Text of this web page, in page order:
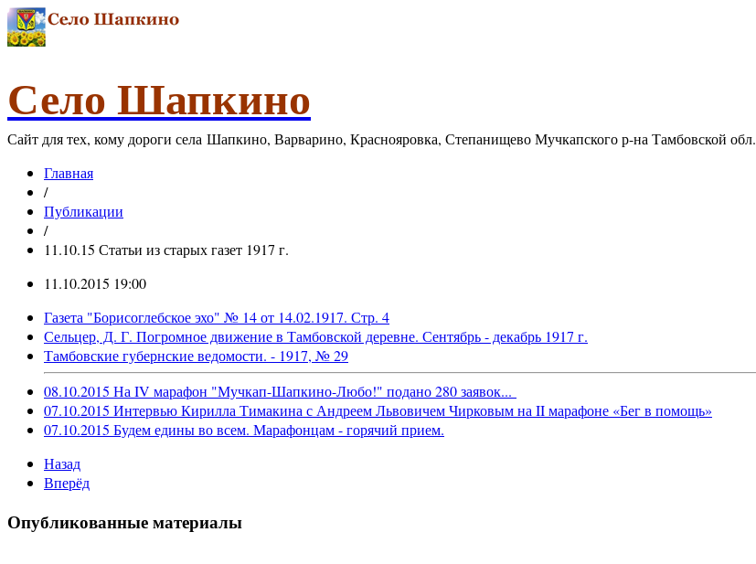
Село Шапкино
Сайт для тех, кому дороги села Шапкино, Варварино, Краснояровка, Степанищево Мучкапского р-на Тамбовской обл.
Главная
/
Публикации
/
11.10.15 Статьи из старых газет 1917 г.
11.10.2015 19:00
Газета "Борисоглебское эхо" № 14 от 14.02.1917. Стр. 4
Сельцер, Д. Г. Погромное движение в Тамбовской деревне. Сентябрь - декабрь 1917 г.
Тамбовские губернские ведомости. - 1917, № 29
08.10.2015 На IV марафон "Мучкап-Шапкино-Любо!" подано 280 заявок...
07.10.2015 Интервью Кирилла Тимакина с Андреем Львовичем Чирковым на II марафоне «Бег в помощь»
07.10.2015 Будем едины во всем. Марафонцам - горячий прием.
Назад
Вперёд
Опубликованные материалы